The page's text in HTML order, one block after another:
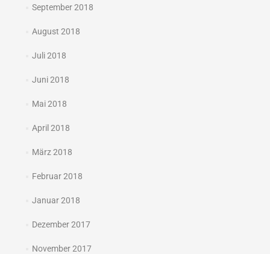
September 2018
August 2018
Juli 2018
Juni 2018
Mai 2018
April 2018
März 2018
Februar 2018
Januar 2018
Dezember 2017
November 2017